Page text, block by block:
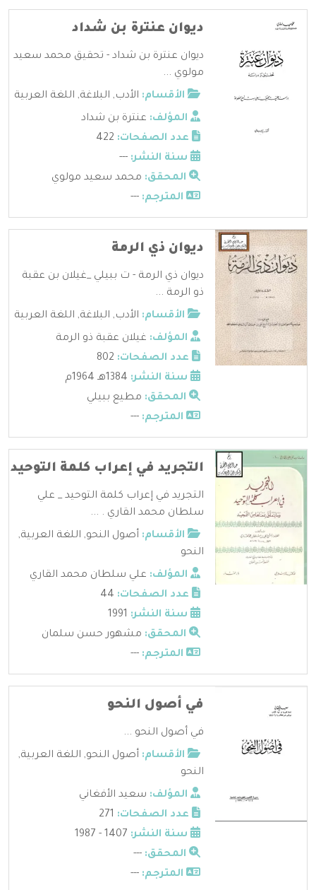
ديوان عنترة بن شداد
ديوان عنترة بن شداد - تحقيق محمد سعيد
مولوي ...
الأقسام: الأدب, البلاغة, اللغة العربية
المؤلف: عنترة بن شداد
عدد الصفحات:
سنة النشر: ---
المحقق: محمد سعيد مولوي
المترجم: ---
ديوان ذي الرمة
ديوان ذي الرمة - ت ببيلي _غيلان بن عقبة
ذو الرمة ...
الأقسام: الأدب, البلاغة, اللغة العربية
المؤلف: غيلان عقبة ذو الرمة
عدد الصفحات:
سنة النشر:
المحقق: مطيع ببيلي
المترجم: ---
التجريد في إعراب كلمة التوحيد
التجريد في إعراب كلمة التوحيد _ علي
سلطان محمد القاري . ...
الأقسام: أصول النحو, اللغة العربية,
النحو
المؤلف: علي سلطان محمد القاري
عدد الصفحات:
سنة النشر:
المحقق: مشهور حسن سلمان
المترجم: ---
في أصول النحو
في أصول النحو ...
الأقسام: أصول النحو, اللغة العربية,
النحو
المؤلف: سعيد الأفغاني
عدد الصفحات:
سنة النشر:
المحقق: ---
المترجم: ---